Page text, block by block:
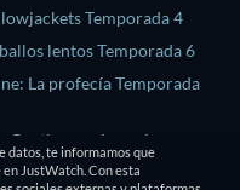
Temporada 4
lentos Temporada 6
La profecía Temporada
Gentlemen: La serie
2
datos, te informamos que
JustWatch. Con esta